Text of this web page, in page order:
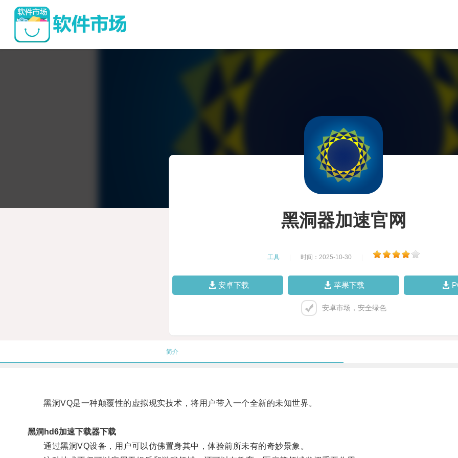
黑洞器加速官网
工具 时间：2025-10-30
安卓下载 苹果下载
安卓市场，安全绿色
简介
黑洞VQ是一种颠覆性的虚拟现实技术，将用户带入一个全新的未知世界。
黑洞hd6加速下载器下载
通过黑洞VQ设备，用户可以仿佛置身其中，体验前所未有的奇妙景象。